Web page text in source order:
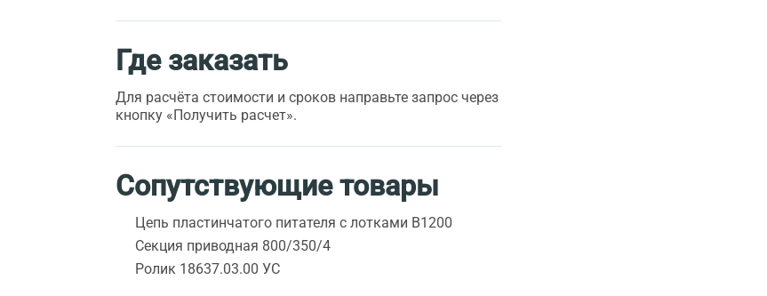
Где заказать
Для расчёта стоимости и сроков направьте запрос через
кнопку «Получить расчет».
Сопутствующие товары
Цепь пластинчатого питателя с лотками В1200
Секция приводная 800/350/4
Ролик 18637.03.00 УС